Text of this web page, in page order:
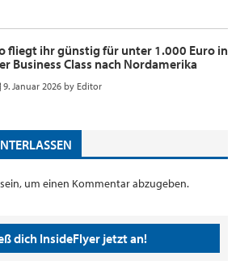
fliegt ihr günstig für unter 1.000 Euro in
Business Class nach Nordamerika
9. Januar 2026 by Editor
sein, um einen Kommentar abzugeben.
dich InsideFlyer jetzt an!